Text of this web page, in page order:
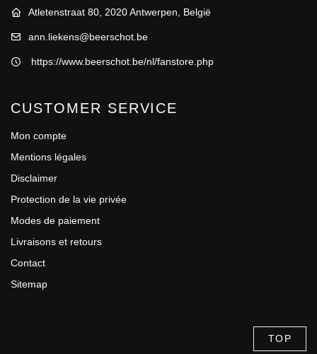
Atletenstraat 80, 2020 Antwerpen, België
ann.liekens@beerschot.be
https://www.beerschot.be/nl/fanstore.php
CUSTOMER SERVICE
Mon compte
Mentions légales
Disclaimer
Protection de la vie privée
Modes de paiement
Livraisons et retours
Contact
Sitemap
TOP